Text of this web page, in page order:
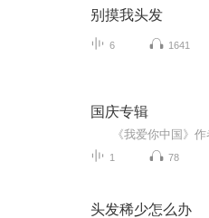
别摸我头发
6 1641
国庆专辑
1 78
头发稀少怎么办